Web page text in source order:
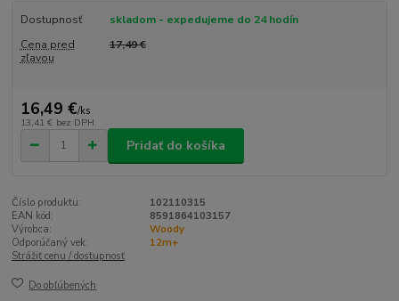
Dostupnosť
skladom - expedujeme do 24 hodín
Cena pred
zľavou
17,49 €
16,49 €/ks
13,41 € bez DPH
Pridať do košíka
Číslo produktu:
102110315
EAN kód:
8591864103157
Výrobca:
Woody
Odporúčaný vek:
12m+
Strážiť cenu / dostupnosť
Do obľúbených